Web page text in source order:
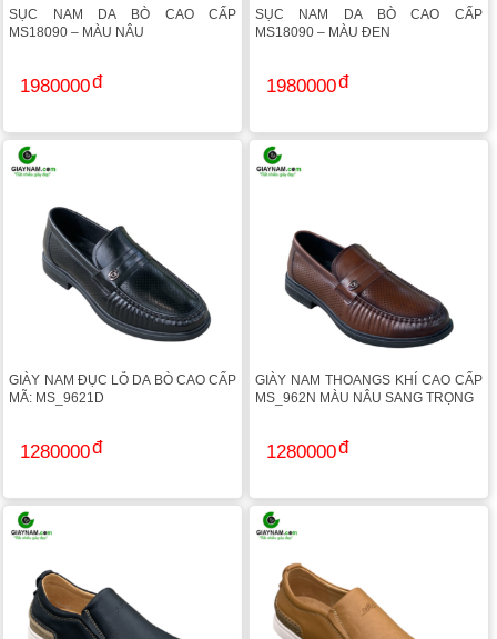
SỤC NAM DA BÒ CAO CẤP
MS18090 – MÀU NÂU
1980000
SỤC NAM DA BÒ CAO CẤP
MS18090 – MÀU ĐEN
1980000
GIÀY NAM ĐỤC LỖ DA BÒ CAO CẤP
MÃ: MS_9621D
1280000
GIÀY NAM THOANGS KHÍ CAO CẤP
MS_962N MÀU NÂU SANG TRỌNG
1280000